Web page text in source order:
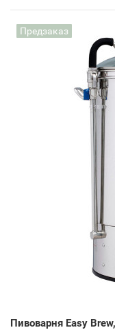
Предзаказ
Пивоварня Easy